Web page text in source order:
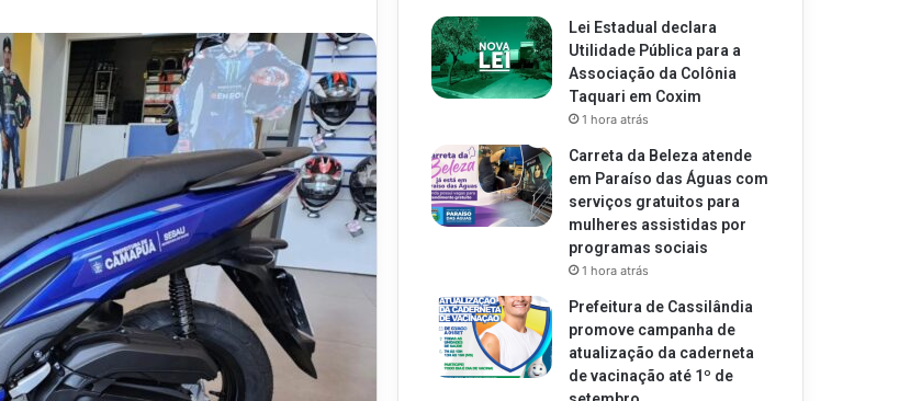
Lei Estadual declara
Utilidade Pública para a
Associação da Colônia
Taquari em Coxim
1 hora atrás
Carreta da Beleza atende
em Paraíso das Águas com
serviços gratuitos para
mulheres assistidas por
programas sociais
1 hora atrás
Prefeitura de Cassilândia
promove campanha de
atualização da caderneta
de vacinação até 1º de